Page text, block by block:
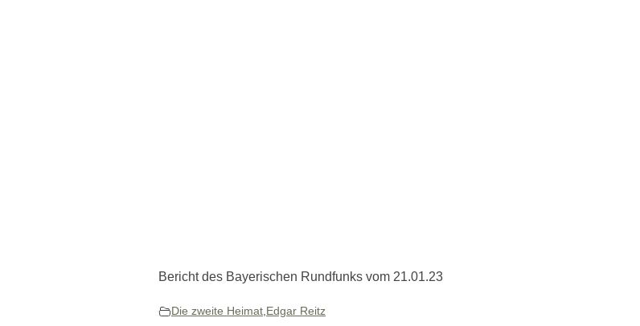
Bericht des Bayerischen Rundfunks vom 21.01.23
Die zweite Heimat,Edgar Reitz